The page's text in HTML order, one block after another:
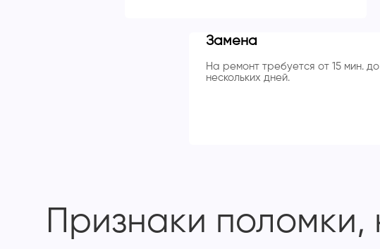
Замена
На ремонт требуется от 15 мин. до
нескольких дней.
Признаки поломки,